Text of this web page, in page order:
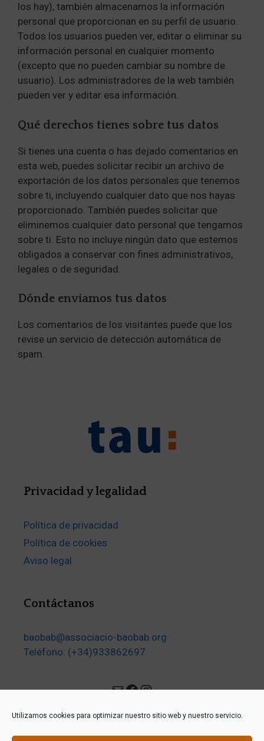
Utilizamos cookies para optimizar nuestro sitio web y nuestro servicio.
los hay), también almacenamos la información
personal que proporcionan en su perfil de usuario.
Todos los usuarios pueden ver, editar o eliminar su
información personal en cualquier momento
(excepto que no pueden cambiar su nombre de
usuario). Los administradores de la web también
pueden ver y editar esa información.
Qué derechos tienes sobre tus datos
Si tienes una cuenta o has dejado comentarios en
esta web, puedes solicitar recibir un archivo de
exportación de los datos personales que tenemos
sobre ti, incluyendo cualquier dato que nos hayas
proporcionado. También puedes solicitar que
eliminemos cualquier dato personal que tengamos
sobre ti. Esto no incluye ningún dato que estemos
obligados a conservar con fines administrativos,
legales o de seguridad.
Dónde enviamos tus datos
Los comentarios de los visitantes puede que los
revise un servicio de detección automática de
spam.
Privacidad y legalidad
Política de privacidad
Política de cookies
Aviso legal
Contáctanos
baobab@associacio-baobab.org
Teléfono: (+34)933862697
MailFacebook
Instagram